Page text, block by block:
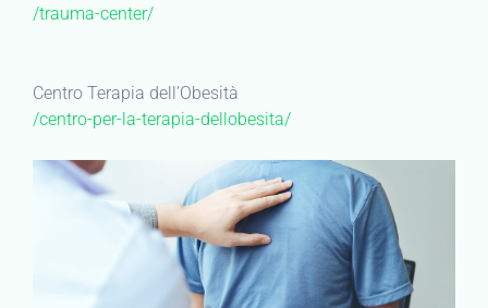
/trauma-center/
Centro Terapia dell’Obesità
/centro-per-la-terapia-dellobesita/